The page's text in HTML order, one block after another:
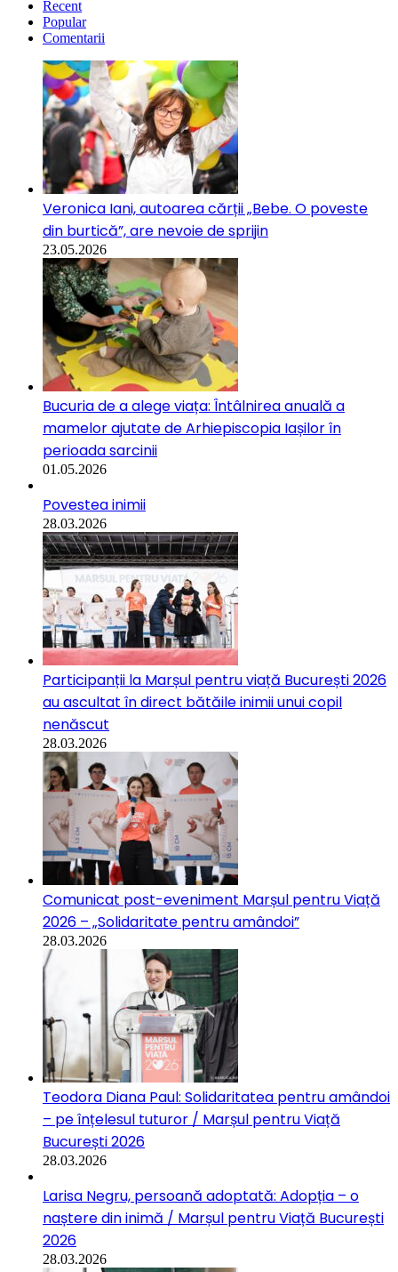
Recent
Popular
Comentarii
Veronica Iani, autoarea cărții „Bebe. O poveste
din burtică”, are nevoie de sprijin
23.05.2026
Bucuria de a alege viața: Întâlnirea anuală a
mamelor ajutate de Arhiepiscopia Iașilor în
perioada sarcinii
01.05.2026
Povestea inimii
28.03.2026
Participanții la Marșul pentru viață București 2026
au ascultat în direct bătăile inimii unui copil
nenăscut
28.03.2026
Comunicat post-eveniment Marșul pentru Viață
2026 – „Solidaritate pentru amândoi”
28.03.2026
Teodora Diana Paul: Solidaritatea pentru amândoi
– pe înțelesul tuturor / Marșul pentru Viață
București 2026
28.03.2026
Larisa Negru, persoană adoptată: Adopția – o
naștere din inimă / Marșul pentru Viață București
2026
28.03.2026